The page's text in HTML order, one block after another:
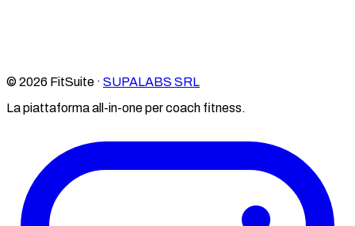
© 2026 FitSuite · SUPALABS SRL
La piattaforma all-in-one per coach fitness.